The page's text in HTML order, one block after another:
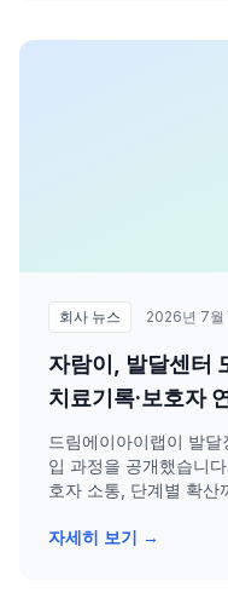
회사 뉴스 2026년 7월
자람이, 발달센터
치료기록·보호자
드림에이아이랩이 발
입 과정을 공개했습니
호자 소통, 단계별 확산
자세히 보기 →